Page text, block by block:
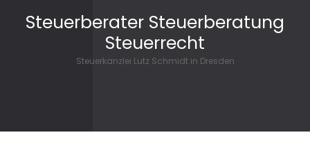
Steuerberater Steuerberatung
Steuerrecht
Steuerkanzlei Lutz Schmidt in Dresden